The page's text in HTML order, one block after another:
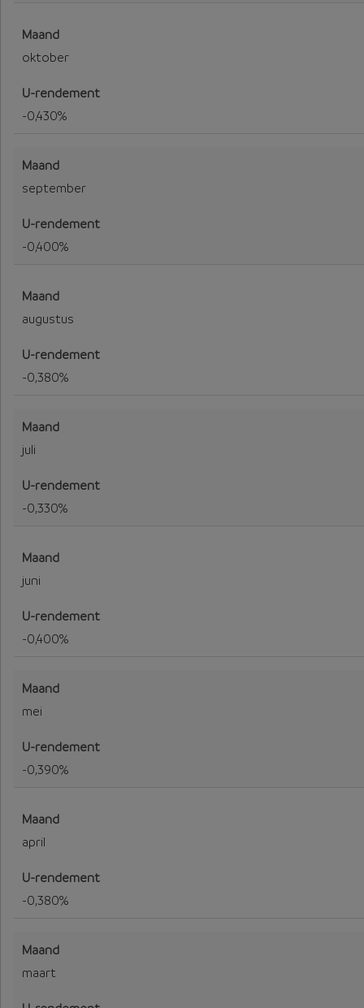
oktober
-0,430%
september
-0,400%
augustus
-0,380%
juli
-0,330%
juni
-0,400%
mei
-0,390%
april
-0,380%
maart